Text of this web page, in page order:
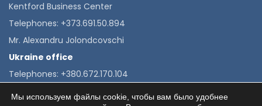
Kentford Business Center
Telephones: +373.691.50.894
Mr. Alexandru Jolondcovschi
Ukraine office
Telephones: +380.672.170.104
Mrs. Alexandra Velkova
Мы используем файлы cookie, чтобы вам было удобнее